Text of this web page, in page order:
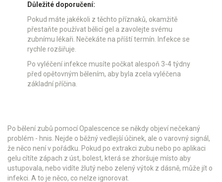
Důležité doporučení:
Pokud máte jakékoli z těchto příznaků, okamžitě
přestaňte používat bělicí gel a zavolejte svému
zubnímu lékaři. Nečekáte na příští termín. Infekce se
rychle rozšiřuje.
Po vyléčení infekce musíte počkat alespoň 3-4 týdny
před opětovným bělením, aby byla zcela vyléčena
základní příčina.
Po bělení zubů pomocí Opalescence se někdy objeví nečekaný
problém - hnis. Nejde o běžný vedlejší účinek, ale o varovný signál,
že něco není v pořádku. Pokud po extrakci zubu nebo po aplikaci
gelu cítíte zápach z úst, bolest, která se zhoršuje místo aby
ustupovala, nebo vidíte žlutý nebo zelený výtok z dásně, může jít o
infekci. A to je něco, co nelze ignorovat.